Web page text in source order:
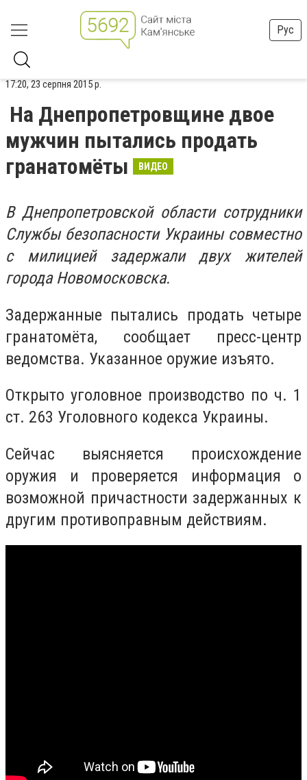
Рус
17:20, 23 серпня 2015 р.
На Днепропетровщине двое
мужчин пытались продать
гранатомёты
ВИДЕО
В Днепропетровской области сотрудники
Службы безопасности Украины совместно
с милицией задержали двух жителей
города Новомосковска.
Задержанные пытались продать четыре
гранатомёта, сообщает пресс-центр
ведомства. Указанное оружие изъято.
Открыто уголовное производство по ч. 1
ст. 263 Уголовного кодекса Украины.
Сейчас выясняется происхождение
оружия и проверяется информация о
возможной причастности задержанных к
другим противоправным действиям.